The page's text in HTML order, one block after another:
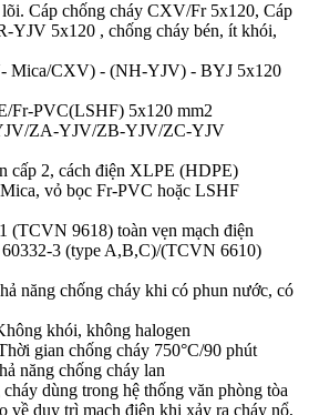
Cáp chống cháy CXV/Fr 5x120, Cáp
YJV 5x120 , chống cháy bén, ít khói,
Mica/CXV) - (NH-YJV) - BYJ 5x120
Fr-PVC(LSHF) 5x120 mm2
ZA-YJV/ZB-YJV/ZC-YJV
cấp 2, cách điện XLPE (HDPE)
vỏ bọc Fr-PVC hoặc LSHF
(TCVN 9618) toàn vẹn mạch điện
3 (type A,B,C)/(TCVN 6610)
năng chống cháy khi có phun nước, có
khói, không halogen
gian chống cháy 750°C/90 phút
năng chống cháy lan
dùng trong hệ thống văn phòng tòa
về duy trì mạch điện khi xảy ra cháy nổ,